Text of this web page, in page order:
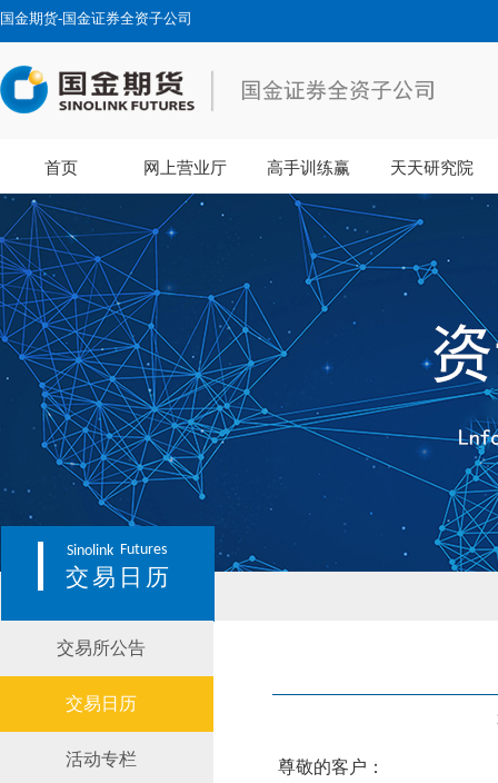
国金期货-国金证券全资子公司
首页 网上营业厅 高手训练赢 天天研究院
Sinolink Futures
交易日历
交易所公告
交易日历
活动专栏 尊敬的客户：